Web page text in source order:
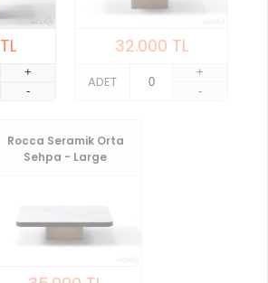
TL
+
-
32.000 TL
ADET
+
-
Rocca Seramik Orta
Sehpa - Large